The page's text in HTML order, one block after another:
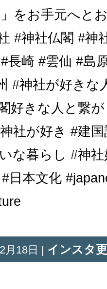
」をお手元へと
#神社仏閣 #神
長崎 #雲仙 #島
#神社が好きな
好きな人と繋
社が好き #建
な暮らし #神
日本文化
月18日 | インスタ